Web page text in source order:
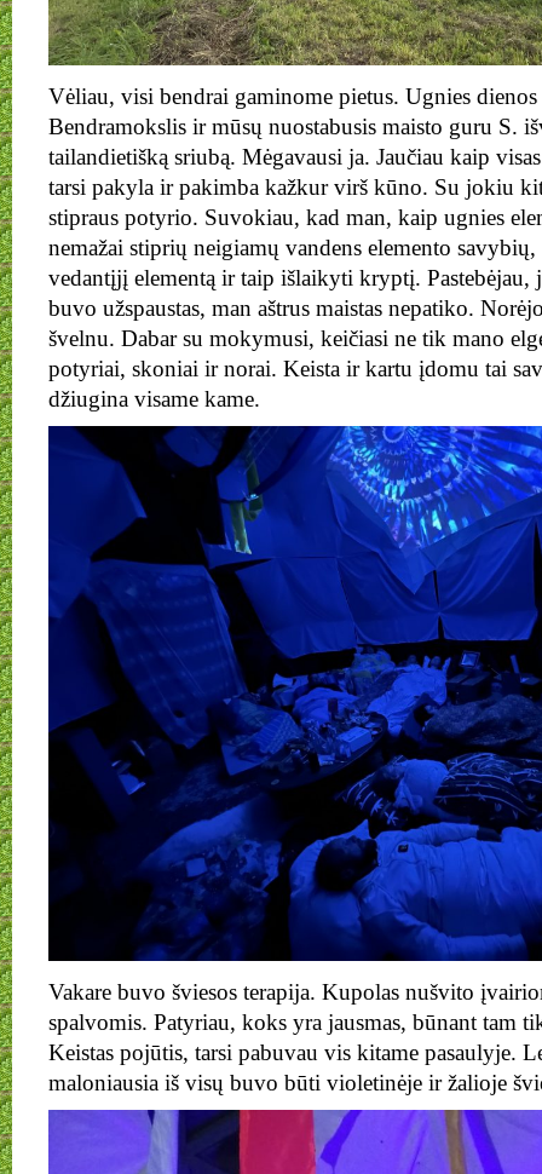
Vėliau, visi bendrai gaminome pietus. Ugnies
Bendramokslis ir mūsų nuostabusis maisto guru S.
tailandietišką sriubą. Mėgavausi ja. Jaučiau kaip
tarsi pakyla ir pakimba kažkur virš kūno. Su jokiu
stipraus potyrio. Suvokiau, kad man, kaip ugnies
nemažai stiprių neigiamų vandens elemento
vedantįjį elementą ir taip išlaikyti kryptį. Pastebėjau,
buvo užspaustas, man aštrus maistas nepatiko.
švelnu. Dabar su mokymusi, keičiasi ne tik mano
potyriai, skoniai ir norai. Keista ir kartu įdomu tai
džiugina visame kame.
Vakare buvo šviesos terapija. Kupolas nušvito
spalvomis. Patyriau, koks yra jausmas, būnant tam
Keistas pojūtis, tarsi pabuvau vis kitame pasaulyje.
maloniausia iš visų buvo būti violetinėje ir žalioje